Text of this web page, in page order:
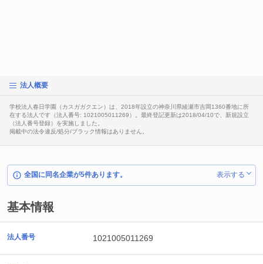
法人概要
学校法人春日学園（カスガガクエン）は、2018年設立の神奈川県綾瀬市吉岡1360番地に所
在する法人です（法人番号: 1021005011269）。最終登記更新は2018/04/10で、新規設立
（法人番号登録）を実施しました。
掲載中の法令違反/処分/ブラック情報はありません。
全国に同名企業が5件あります。 表示する
基本情報
法人番号 1021005011269